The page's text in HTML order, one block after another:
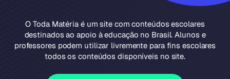
O Toda Matéria é um site com conteúdos escolares
destinados ao apoio à educação no Brasil. Alunos e
professores podem utilizar livremente para fins escolares
todos os conteúdos disponíveis no site.